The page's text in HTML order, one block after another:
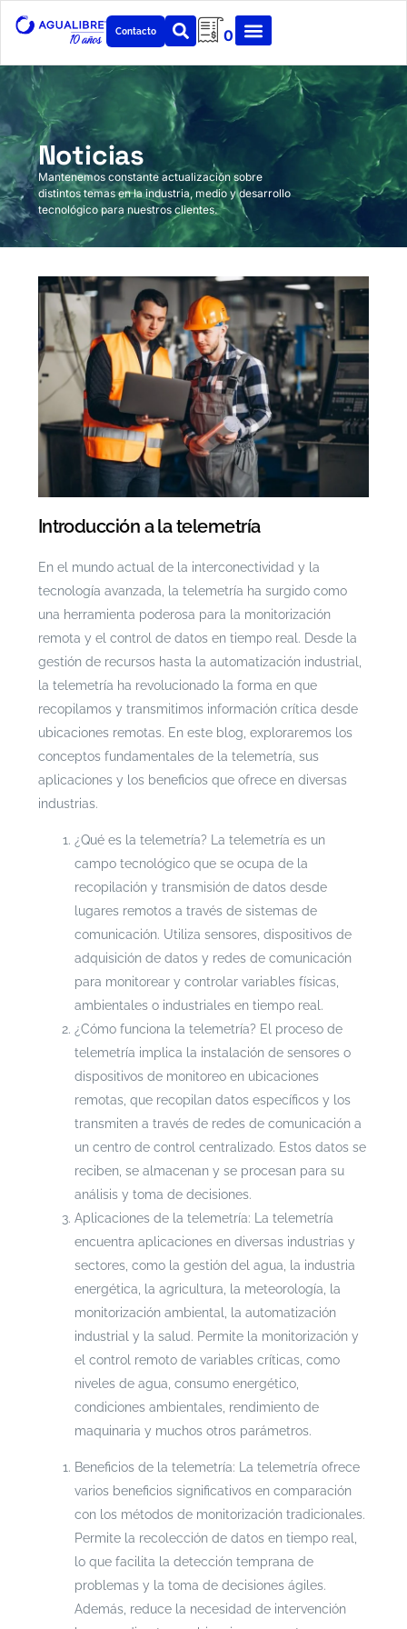
Contacto 0
Noticias
Mantenemos constante actualización sobre
distintos temas en la industria, medio y desarrollo
tecnológico para nuestros clientes.
Introducción a la telemetría
En el mundo actual de la interconectividad y la
tecnología avanzada, la telemetría ha surgido como
una herramienta poderosa para la monitorización
remota y el control de datos en tiempo real. Desde la
gestión de recursos hasta la automatización industrial,
la telemetría ha revolucionado la forma en que
recopilamos y transmitimos información crítica desde
ubicaciones remotas. En este blog, exploraremos los
conceptos fundamentales de la telemetría, sus
aplicaciones y los beneficios que ofrece en diversas
industrias.
¿Qué es la telemetría? La telemetría es un
campo tecnológico que se ocupa de la
recopilación y transmisión de datos desde
lugares remotos a través de sistemas de
comunicación. Utiliza sensores, dispositivos de
adquisición de datos y redes de comunicación
para monitorear y controlar variables físicas,
ambientales o industriales en tiempo real.
¿Cómo funciona la telemetría? El proceso de
telemetría implica la instalación de sensores o
dispositivos de monitoreo en ubicaciones
remotas, que recopilan datos específicos y los
transmiten a través de redes de comunicación a
un centro de control centralizado. Estos datos se
reciben, se almacenan y se procesan para su
análisis y toma de decisiones.
Aplicaciones de la telemetría: La telemetría
encuentra aplicaciones en diversas industrias y
sectores, como la gestión del agua, la industria
energética, la agricultura, la meteorología, la
monitorización ambiental, la automatización
industrial y la salud. Permite la monitorización y
el control remoto de variables críticas, como
niveles de agua, consumo energético,
condiciones ambientales, rendimiento de
maquinaria y muchos otros parámetros.
Beneficios de la telemetría: La telemetría ofrece
varios beneficios significativos en comparación
con los métodos de monitorización tradicionales.
Permite la recolección de datos en tiempo real,
lo que facilita la detección temprana de
problemas y la toma de decisiones ágiles.
Además, reduce la necesidad de intervención